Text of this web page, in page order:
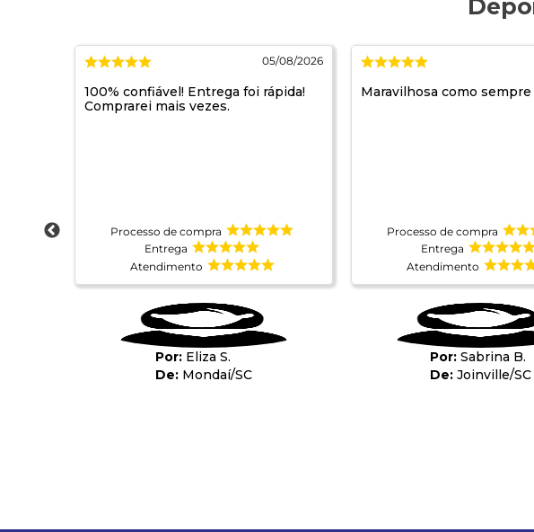
05/08/2026
100% confiável! Entrega foi rápida!
Comprarei mais vezes.
Processo de compra
Entrega
Atendimento
Eliza S.
Mondaí/SC
Maravilhosa como sempre
Processo de compra
Entrega
Atendimento
Sabrina B.
Joinville/SC